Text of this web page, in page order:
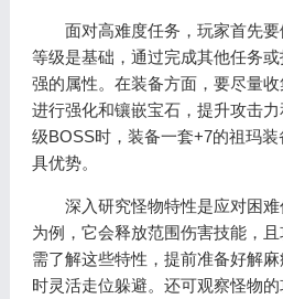
面对高难度任务，玩家首先要
等级是基础，通过完成其他任务
强的属性。在装备方面，要尽量
进行强化和镶嵌宝石，提升攻击
级BOSS时，装备一套+7的祖玛
具优势。
深入研究怪物特性是应对困难
为例，它会释放范围伤害技能，
需了解这些特性，提前准备好解
时灵活走位躲避。还可观察怪物